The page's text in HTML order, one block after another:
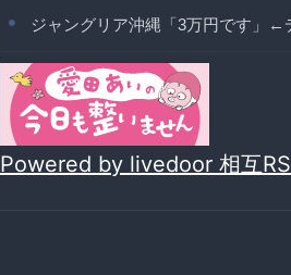
ジャングリア沖縄「3万円です」←
Powered by livedoor 相互